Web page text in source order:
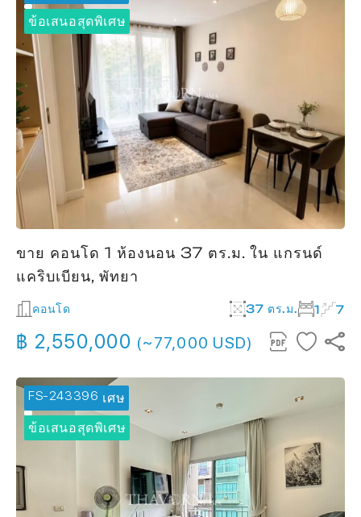
ข้อเสนอสุดพิเศษ
ขาย คอนโด 1 ห้องนอน 37 ตร.ม. ใน แกรนด์
แคริบเบียน, พัทยา
คอนโด 37 ตร.ม. 1 7
฿ 2,550,000 (~77,000 USD)
FS-243396
🔥 ข้อเสนอพิเศษ
ข้อเสนอสุดพิเศษ